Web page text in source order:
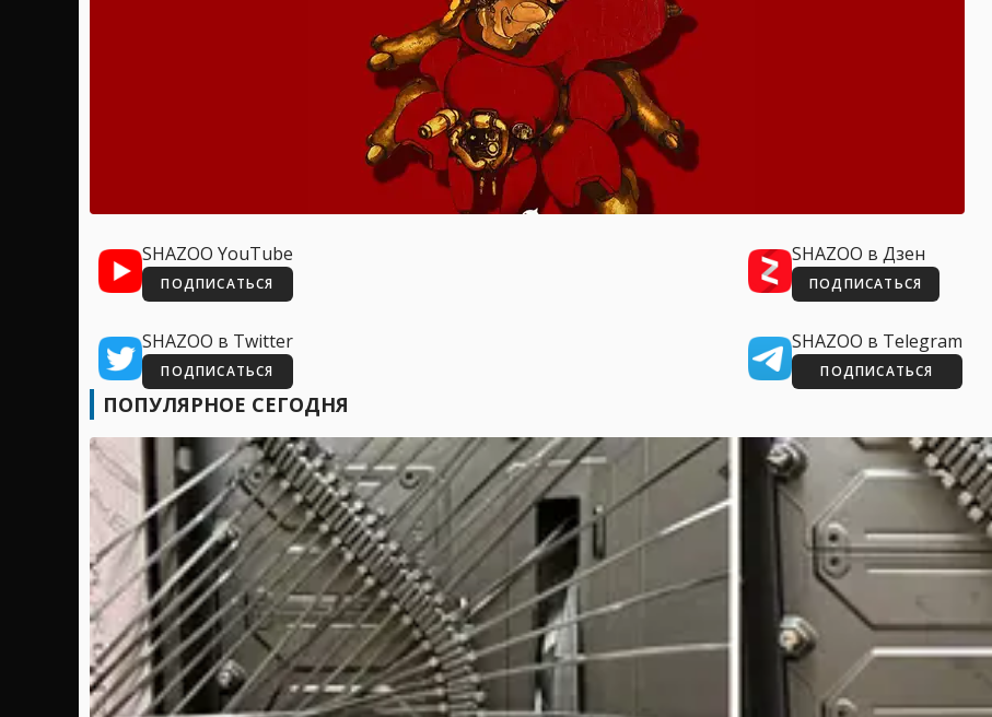
SHAZOO YouTube
ПОДПИСАТЬСЯ
SHAZOO в Дзен
ПОДПИСАТЬСЯ
SHAZOO в Twitter
ПОДПИСАТЬСЯ
SHAZOO в Telegram
ПОДПИСАТЬСЯ
ПОПУЛЯРНОЕ СЕГОДНЯ